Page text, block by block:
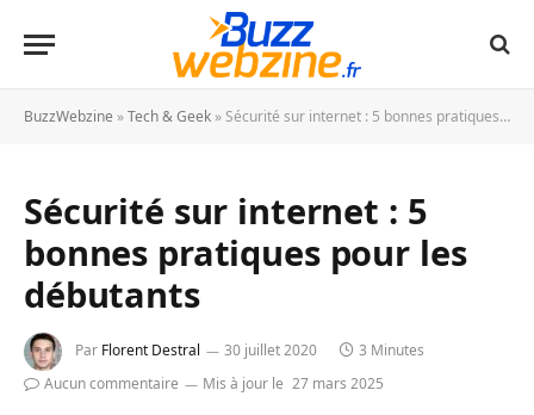
BuzzWebzine »Tech & Geek »Sécurité sur internet : 5 bonnes pratiques pour les débutants
Sécurité sur internet : 5
bonnes pratiques pour les
débutants
Par Florent Destral 30 juillet 2020
3 Minutes
Aucun commentaire
Mis à jour le 27 mars 2025